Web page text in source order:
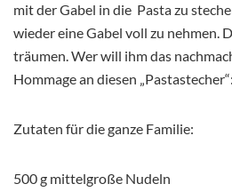
mit der Gabel in die Pasta zu
wieder eine Gabel voll zu nehmen.
träumen. Wer will ihm das
Hommage an diesen
Zutaten für die ganze Familie:
500 g mittelgroße Nudeln